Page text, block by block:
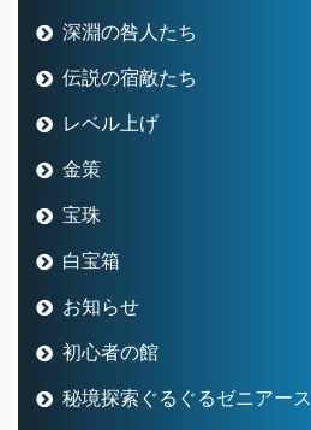
深淵の咎人たち
伝説の宿敵たち
レベル上げ
金策
宝珠
白宝箱
お知らせ
初心者の館
秘境探索ぐるぐるゼニアース